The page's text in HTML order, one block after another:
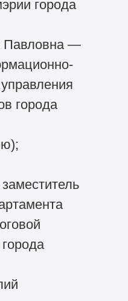
города
Павловна —
города